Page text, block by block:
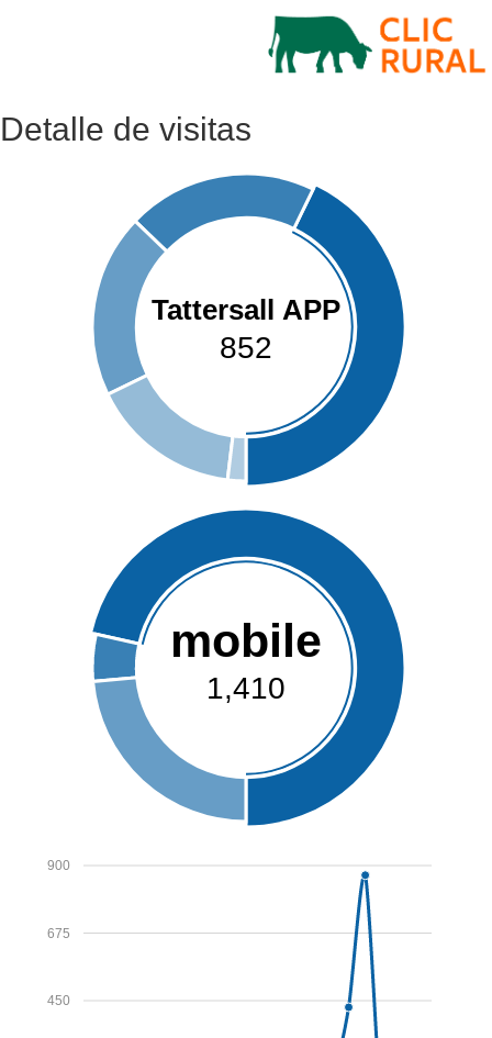
Detalle de visitas
Tattersall APP
852
mobile
1,410
450
675
900